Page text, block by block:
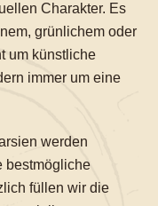
Charakter. Es
grünlichem oder
um künstliche
immer um eine
werden
bestmögliche
füllen wir die